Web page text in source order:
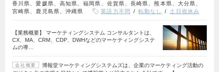
香川県、愛媛県、高知県、福岡県、佐賀県、長崎県、熊本県、大分県、
宮崎県、鹿児島県、沖縄県
英語力不問 転勤なし 土日祝休み
【業務概要】 マーケティングシステム コンサルタントは、
CX、MA、CRM、CDP、DWHなどのマーケティングシステ
ムの導…
会社概要
博報堂マーケティングシステムズは、企業のマーケティング活動の